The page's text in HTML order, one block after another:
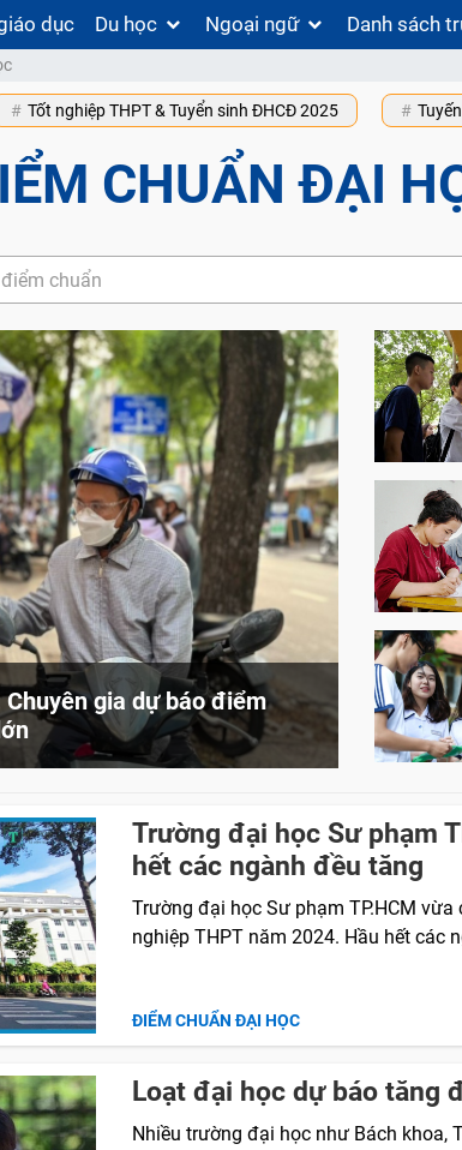
dục Du học Ngoại ngữ Danh sách
Tốt nghiệp THPT & Tuyển sinh ĐHCĐ 2025
CHUẨN ĐẠI
chuẩn
gia dự báo điểm
Trường đại học Sư phạm
hết các ngành đều tăng
Trường đại học Sư phạm TP.HCM
nghiệp THPT năm 2024. Hầu hết các
ĐIỂM CHUẨN ĐẠI HỌC
Loạt đại học dự báo tăng
Nhiều trường đại học như Bách khoa,